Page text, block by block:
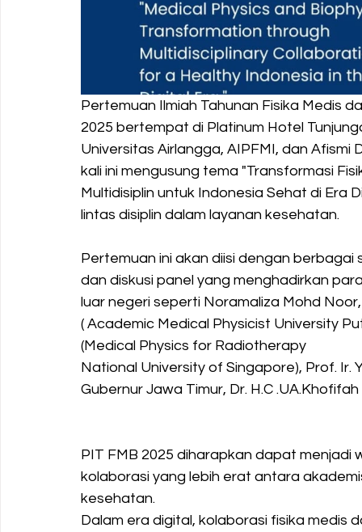
Pertemuan Ilmiah Tahunan Fisika Medis
2025 bertempat di Platinum Hotel
Universitas Airlangga, AIPFMI, dan
kali ini mengusung tema "Transformasi
Multidisiplin untuk Indonesia Sehat di
lintas disiplin dalam layanan kesehatan.
Pertemuan ini akan diisi dengan
dan diskusi panel yang menghadirkan
luar negeri seperti Noramaliza Mohd
( Academic Medical Physicist University
(Medical Physics for Radiotherapy
National University of Singapore), Prof. Ir.
Gubernur Jawa Timur, Dr. H.C
PIT FMB 2025 diharapkan dapat
kolaborasi yang lebih erat antara
kesehatan.
Dalam era digital, kolaborasi fisika medis